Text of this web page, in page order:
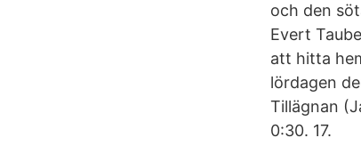
och den
Evert
att hitta
lördagen
Tillägnan
0:30. 17.